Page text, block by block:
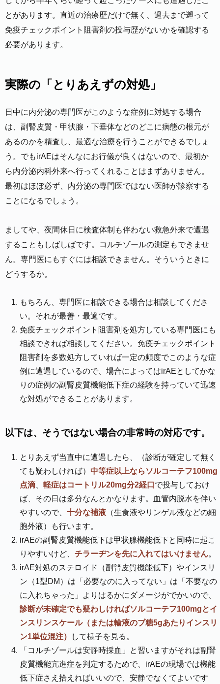
とがあります。直近の治療歴だけで無く、過去まで遡って
免疫チェックポイント阻害剤の投与歴がないかを確認する
必要があります。
実際の「とりあえずの対処」
日中に内分泌の専門医がこのような症例に対処する場合
は、副腎皮質・甲状腺・下垂体などのどこに病態の根元が
あるのかを精査し、最適な治療を行うことができるでしょ
う。でもirAEはそんなにお行儀が良くはないので、最初か
ら内分泌内科外来へ行ってくれることはまずありません。
最初はほぼ必ず、内分泌の専門医ではない医師が診察する
ことになるでしょう。
ましてや、夜間休日に検査体制も伴わない救急外来で遭遇
することもしばしばです。コルチゾールの測定もできませ
ん。専門医にもすぐには相談できません。そういうときに
どうするか。
もちろん、専門医に相談できる場合は相談してくださ
い。それが最善・最適です。
免疫チェックポイント阻害剤を処方している専門医にも
相談できれば相談してください。免疫チェックポイント
阻害剤を多数処方していれば一定の頻度でこのような症
例に遭遇しているので、場合によってはirAEとしてかな
りの症例の副腎皮質機能低下症の経験を持っていて迅速
な対処ができることがあります。
以下は、そうではない場合の非常時の対応です。
とりあえず当直中に遭遇したら、（診断が確定して無く
ても疑わしければ） 中等症以上ならソルコーテフ100mg
点滴
軽症はコートリル20mg分2経口 で投与しておけ
ば、その日は多分なんとかなります。血管内脱水を伴い
やすいので、 十分な補液 （生食液やリンゲル液などの細
胞外液）も行います。
irAEの副腎皮質機能低下は甲状腺機能低下と同時に起こ
りやすいけど、 チラーヂンを先に入れてはいけません。
irAE対処のステロイド（副腎皮質機能低下）やインスリ
ン（1型DM）は「必要なのに入ってない」は「不要なの
に入れちゃった」よりはるかにダメージがでかいので、
診断が未確定でも疑わしければソルコーテフ100mgとイ
ンスリンスケール（または輸液のブ糖5gあたりインスリ
ン1単位混注）
して様子を見る。
「コルチゾールは安静時採血」と習いますがそれは副腎
皮質機能亢進症を判定するためで、irAEの現場では機能
低下症さえ拾えればいいので、安静でなくてよいです